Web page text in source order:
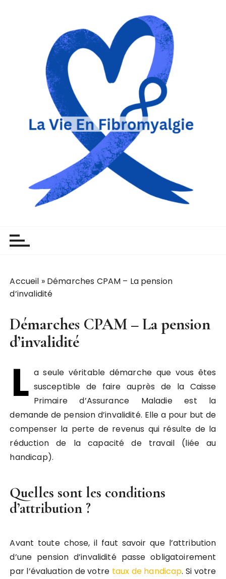
Accueil » Démarches CPAM – La pension
d’invalidité
Démarches CPAM – La pension
d’invalidité
L a seule véritable démarche que vous êtes
susceptible de faire auprès de la Caisse
Primaire d’Assurance Maladie est la
demande de pension d’invalidité. Elle a pour but de
compenser la perte de revenus qui résulte de la
réduction de la capacité de travail (liée au
handicap).
Quelles sont les conditions
d’attribution ?
Avant toute chose, il faut savoir que l’attribution
d’une pension d’invalidité passe obligatoirement
par l’évaluation de votre taux de handicap. Si votre